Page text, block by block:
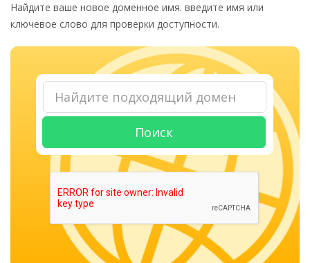
Найдите ваше новое доменное имя. введите имя или
ключевое слово для проверки доступности.
Поиск